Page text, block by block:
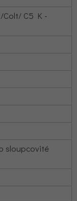
C5 K -
sloupcovité